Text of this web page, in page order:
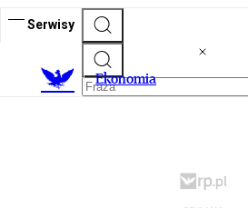
Serwisy
Ekonomia